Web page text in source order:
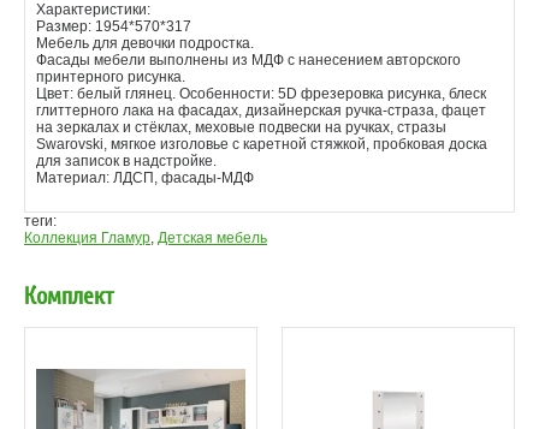
Характеристики:
Размер: 1954*570*317
Мебель для девочки подростка.
Фасады мебели выполнены из МДФ с нанесением авторского
принтерного рисунка.
Цвет: белый глянец. Особенности: 5D фрезеровка рисунка, блеск
глиттерного лака на фасадах, дизайнерская ручка-страза, фацет
на зеркалах и стёклах, меховые подвески на ручках, стразы
Swarovski, мягкое изголовье с каретной стяжкой, пробковая доска
для записок в надстройке.
Материал: ЛДСП, фасады-МДФ
теги:
Коллекция Гламур, Детская мебель
Комплект